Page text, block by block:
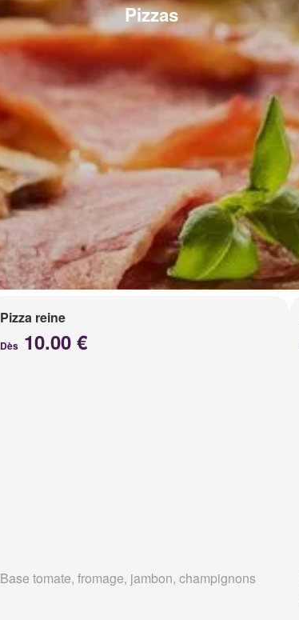
Pizzas
Pizza reine
Dès10.00 €
Base tomate, fromage, jambon, champignons